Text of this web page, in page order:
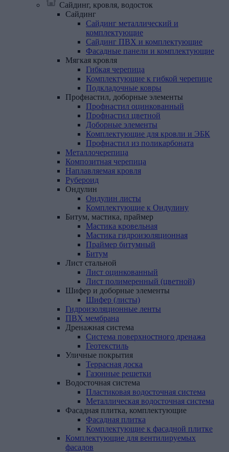
Сайдинг, кровля, водосток
Сайдинг
Сайдинг металлический и
комплектующие
Сайдинг ПВХ и комплектующие
Фасадные панели и комплектующие
Мягкая кровля
Гибкая черепица
Комплектующие к гибкой черепице
Подкладочные ковры
Профнастил, доборные элементы
Профнастил оцинкованный
Профнастил цветной
Доборные элементы
Комплектующие для кровли и ЭБК
Профнастил из поликарбоната
Металлочерепица
Композитная черепица
Наплавляемая кровля
Рубероид
Ондулин
Ондулин листы
Комплектующие к Ондулину
Битум, мастика, праймер
Мастика кровельная
Мастика гидроизоляционная
Праймер битумный
Битум
Лист стальной
Лист оцинкованный
Лист полимеренный (цветной)
Шифер и доборные элементы
Шифер (листы)
Гидроизоляционные ленты
ПВХ мембрана
Дренажная система
Система поверхностного дренажа
Геотекстиль
Уличные покрытия
Террасная доска
Газонные решетки
Водосточная система
Пластиковая водосточная система
Металлическая водосточная система
Фасадная плитка, комплектующие
Фасадная плитка
Комплектующие к фасадной плитке
Комплектующие для вентилируемых
фасадов